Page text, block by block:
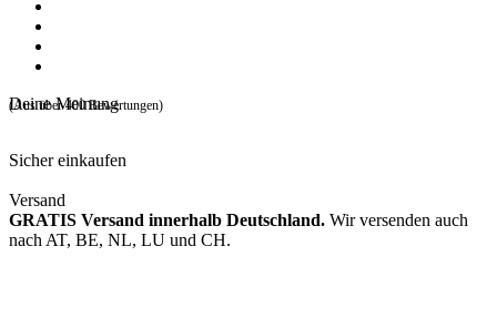
Deine Meinung
(Aus über 400 Bewertungen)
Sicher einkaufen
Versand
GRATIS Versand innerhalb Deutschland. Wir versenden auch
nach AT, BE, NL, LU und CH.